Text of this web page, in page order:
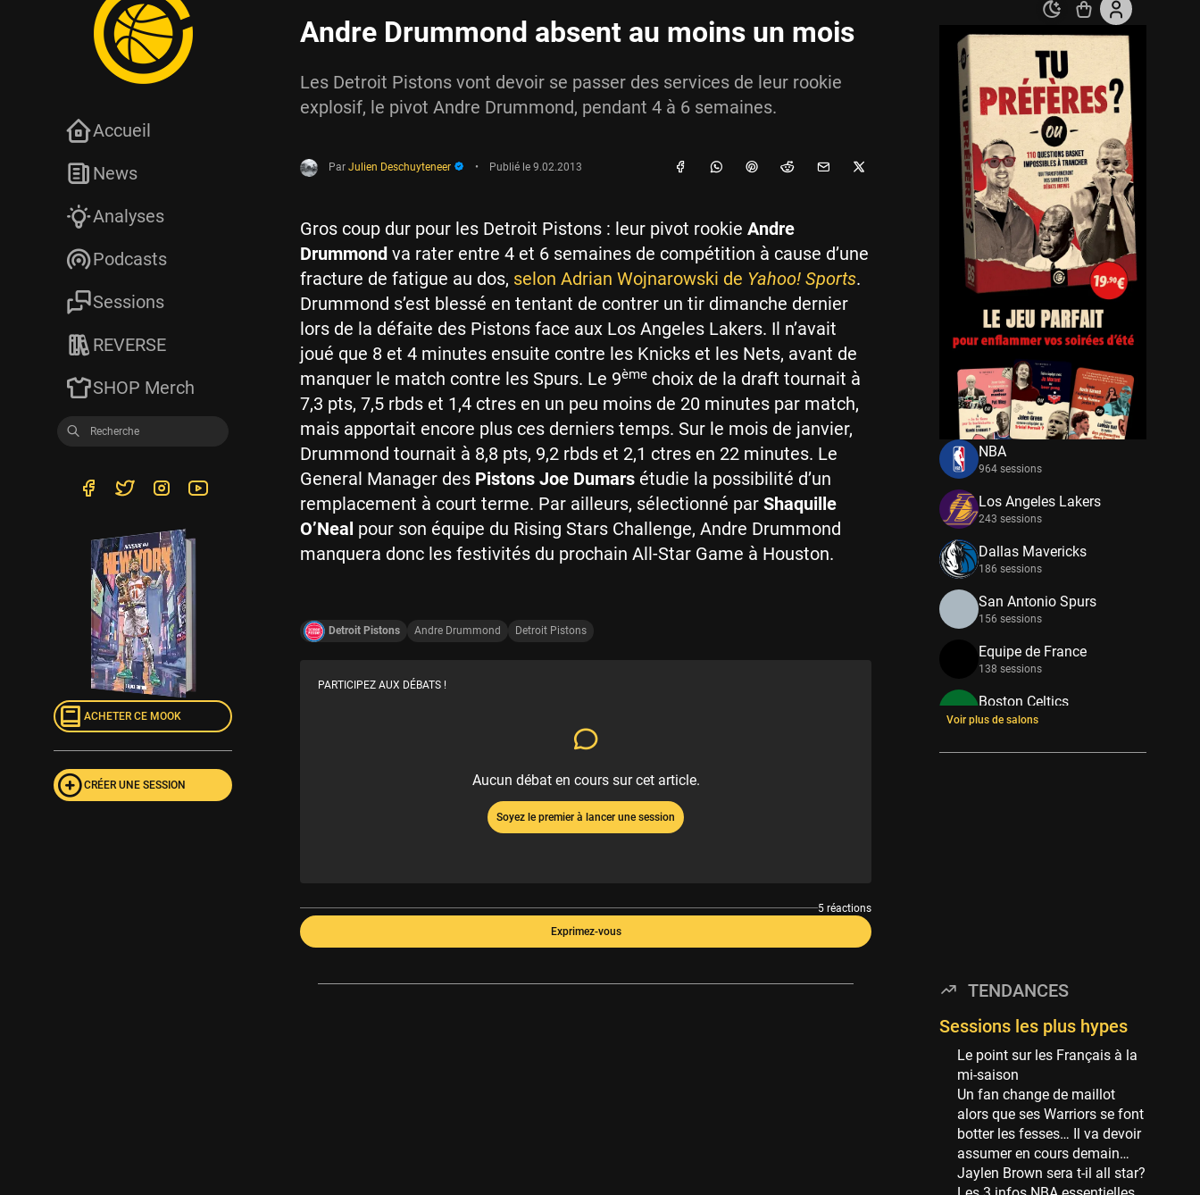
Andre Drummond absent au moins un mois
Les Detroit Pistons vont devoir se passer des services de leur rookie
explosif, le pivot Andre Drummond, pendant 4 à 6 semaines.
Par Julien Deschuyteneer • Publié le 9.02.2013
Gros coup dur pour les Detroit Pistons : leur pivot rookie Andre
Drummond va rater entre 4 et 6 semaines de compétition à cause d’une
fracture de fatigue au dos, selon Adrian Wojnarowski de Yahoo! Sports.
Drummond s’est blessé en tentant de contrer un tir dimanche dernier
lors de la défaite des Pistons face aux Los Angeles Lakers. Il n’avait
joué que 8 et 4 minutes ensuite contre les Knicks et les Nets, avant de
manquer le match contre les Spurs. Le 9ème choix de la draft tournait à
7,3 pts, 7,5 rbds et 1,4 ctres en un peu moins de 20 minutes par match,
mais apportait encore plus ces derniers temps. Sur le mois de janvier,
Drummond tournait à 8,8 pts, 9,2 rbds et 2,1 ctres en 22 minutes. Le
General Manager des Pistons Joe Dumars étudie la possibilité d’un
remplacement à court terme. Par ailleurs, sélectionné par Shaquille
O’Neal pour son équipe du Rising Stars Challenge, Andre Drummond
manquera donc les festivités du prochain All-Star Game à Houston.
Detroit Pistons Andre Drummond Detroit Pistons
PARTICIPEZ AUX DÉBATS !
Aucun débat en cours sur cet article.
Soyez le premier à lancer une session
5 réactions
Exprimez-vous
Accueil
News
Analyses
Podcasts
Sessions
REVERSE
SHOP Merch
ACHETER CE MOOK
CRÉER UNE SESSION
NBA
964 sessions
Los Angeles Lakers
243 sessions
Dallas Mavericks
186 sessions
San Antonio Spurs
156 sessions
Equipe de France
138 sessions
Boston Celtics
133 sessions
New York Knicks
Philadelphia Sixers
89 sessions
Milwaukee Bucks
82 sessions
Hoop Culture
73 sessions
Oklahoma City Thunder
69 sessions
Voir plus de salons
TENDANCES
Sessions les plus hypes
Le point sur les Français à la
mi-saison
Un fan change de maillot
alors que ses Warriors se font
botter les fesses… Il va devoir
assumer en cours demain…
Jaylen Brown sera t-il all star?